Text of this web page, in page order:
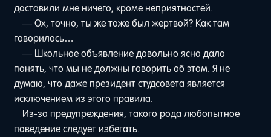
доставили мне ничего, кроме неприятностей.
— Ох, точно, ты же тоже был жертвой? Как там
говорилось…
— Школьное объявление довольно ясно дало
понять, что мы не должны говорить об этом. Я не
думаю, что даже президент студсовета является
исключением из этого правила.
Из-за предупреждения, такого рода любопытное
поведение следует избегать.